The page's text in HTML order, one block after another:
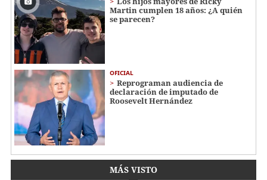
Martin cumplen 18 años: ¿A quién
se parecen?
OFICIAL
Reprograman audiencia de
declaración de imputado de
Roosevelt Hernández
MÁS VISTO